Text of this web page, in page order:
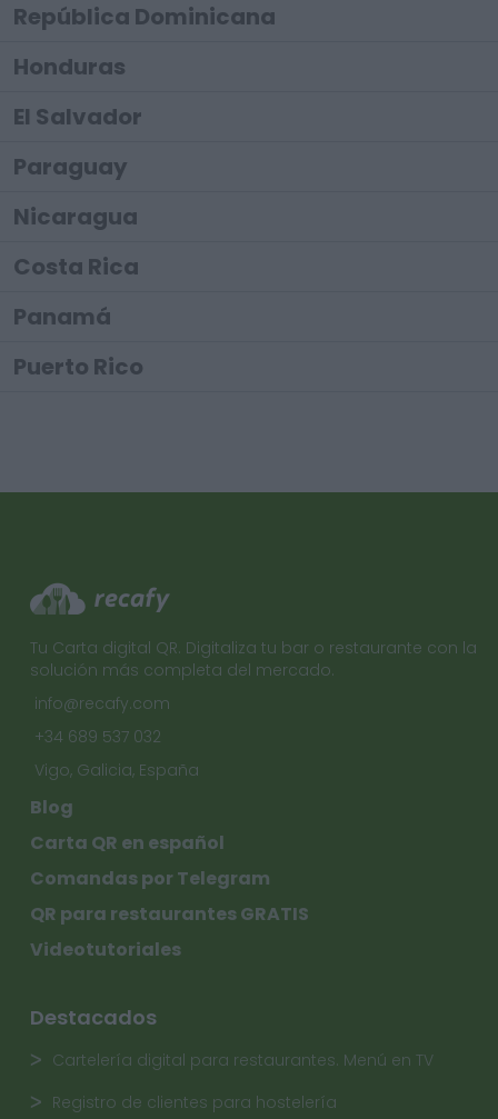
República Dominicana
Honduras
El Salvador
Paraguay
Nicaragua
Costa Rica
Panamá
Puerto Rico
Tu Carta digital QR. Digitaliza tu bar o restaurante con la
solución más completa del mercado.
info@recafy.com
+34 689 537 032
Vigo, Galicia, España
Blog
Carta QR en español
Comandas por Telegram
QR para restaurantes GRATIS
Videotutoriales
Destacados
Cartelería digital para restaurantes. Menú en TV
Registro de clientes para hostelería